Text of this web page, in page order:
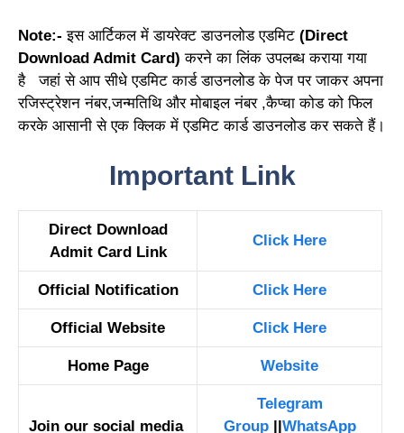
Note:- इस आर्टिकल में डायरेक्ट डाउनलोड एडमिट (Direct
Download Admit Card) करने का लिंक उपलब्ध कराया गया
है जहां से आप सीधे एडमिट कार्ड डाउनलोड के पेज पर जाकर अपना
रजिस्ट्रेशन नंबर,जन्मतिथि और मोबाइल नंबर ,कैप्चा कोड को फिल
करके आसानी से एक क्लिक में एडमिट कार्ड डाउनलोड कर सकते हैं।
Important Link
Direct Download
Admit Card Link
Click Here
Official Notification Click Here
Official Website Click Here
Home Page Website
Join our social media
Telegram
Group|| WhatsApp